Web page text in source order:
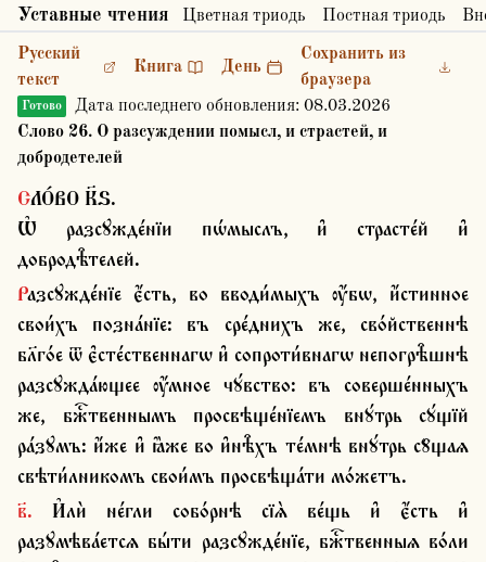
Уставные чтения Цветная триодь Постная триодь
Русский
текст
Книга День
Сохранить из
браузера
Готово Дата последнего обновления: 08.03.2026
Слово 26. О разсуждении помысл, и страстей, и
добродетелей
СЛО́ВО К҃Ѕ.
Ѡ҆ разсꙋжде́нїи пѡ́мыслъ, и҆ страсте́й и҆
добродѣ̑телей.
Разсꙋжде́нїе є҆́сть, во вводи́мыхъ ѹ҆́бѡ, и҆́стинное
свои́хъ позна́нїе: въ сре́днихъ же, сво́йственнѣ
бл҃го́е ѿ є҆сте́ственнагѡ и҆ сопроти́внагѡ непогрѣ̑шнѣ
разсꙋжда́ющее ѹ҆́мное чꙋ́вство: въ соверше́нныхъ
же, бжⷭ҇твеннымъ просвѣще́нїемъ внꙋ́трь сꙋ́щїй
ра́зꙋмъ: и҆́же и҆ ꙗ҆̀же во и҆нѣ̑хъ те́мнѣ внꙋ́трь сꙋ̑щаѧ
свѣти́лникомъ свои́мъ просвѣща́ти мо́жетъ.
в҃. И҆лѝ не́гли собо́рнѣ сїѧ̀ ве́щь и҆ є҆́сть и҆
разꙋмѣва́етсѧ бы́ти разсꙋжде́нїе, бжⷭ҇твенныѧ во́ли